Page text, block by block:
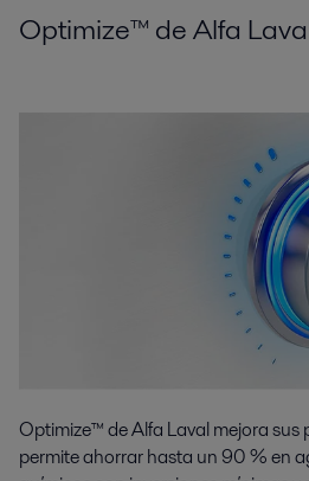
Optimize™ de Alfa
Optimize™ de Alfa Laval mejora sus
permite ahorrar hasta un 90 % en